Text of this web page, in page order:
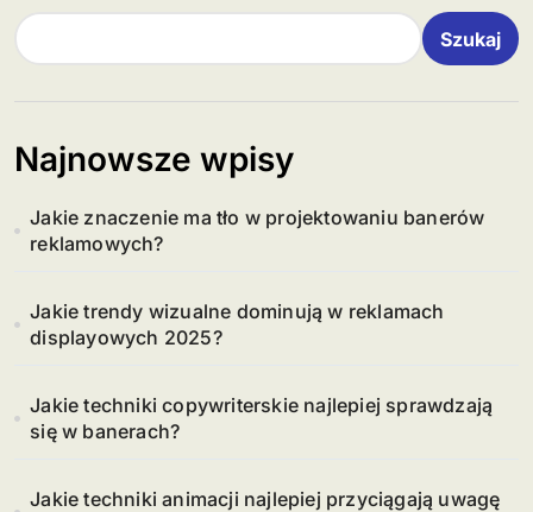
Szukaj
Najnowsze wpisy
Jakie znaczenie ma tło w projektowaniu banerów
reklamowych?
Jakie trendy wizualne dominują w reklamach
displayowych 2025?
Jakie techniki copywriterskie najlepiej sprawdzają
się w banerach?
Jakie techniki animacji najlepiej przyciągają uwagę